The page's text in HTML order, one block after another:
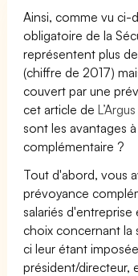
Ainsi, comme vu ci-
obligatoire de la
représentent plus
(chiffre de 2017)
couvert par une
cet article de
sont les avantages
complémentaire ?
Tout d'abord, vous
prévoyance
salariés
choix concernant la
ci leur étant
président/directeur,